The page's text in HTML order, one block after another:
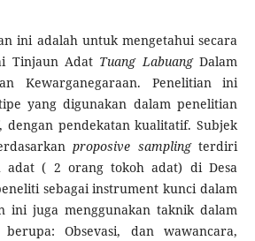
ini adalah untuk mengetahui secara
Tinjaun Adat Tuang LabuangDalam
Kewarganegaraan. Penelitian ini
yang digunakan dalam penelitian
pendekatan kualitatif. Subjek
proposive samplingterdiri
adat ( 2 orang tokoh adat) di Desa
sebagai instrument kunci dalam
ini juga menggunakan taknik dalam
Obsevasi, dan wawancara,